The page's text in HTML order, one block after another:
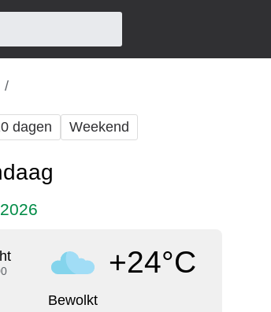
dagen Weekend
+24°C
Bewolkt